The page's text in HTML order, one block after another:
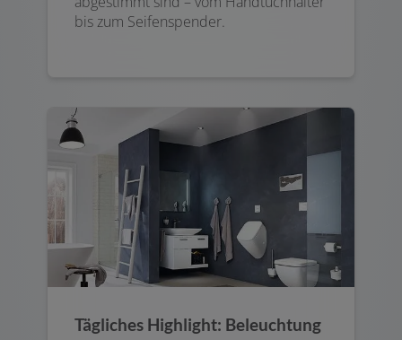
bis zum Seifenspender.
Tägliches Highlight: Beleuchtung